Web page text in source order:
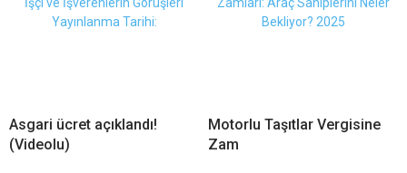
Asgari ücret açıklandı!
(Videolu)
Motorlu Taşıtlar Vergisine
Zam